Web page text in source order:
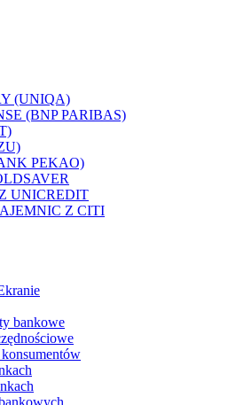
(UNIQA)
(BNP PARIBAS)
PEKAO)
UNICREDIT
Z CITI
bankowe